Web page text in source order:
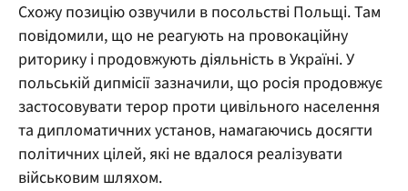
Схожу позицію озвучили в посольстві Польщі. Там
повідомили, що не реагують на провокаційну
риторику і продовжують діяльність в Україні. У
польській дипмісії зазначили, що росія продовжує
застосовувати терор проти цивільного населення
та дипломатичних установ, намагаючись досягти
політичних цілей, які не вдалося реалізувати
військовим шляхом.